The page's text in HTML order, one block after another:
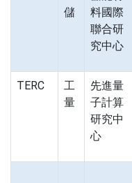
儲
料國際
聯合研
究中心
TERC
工
量
先進量
子計算
研究中
心